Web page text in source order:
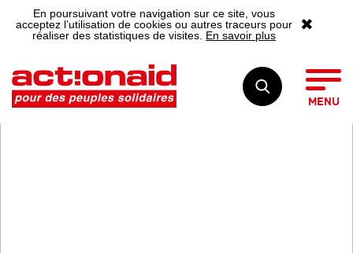
En poursuivant votre navigation sur ce site, vous
acceptez l’utilisation de cookies ou autres traceurs pour
réaliser des statistiques de visites. En savoir plus
✖
MENU